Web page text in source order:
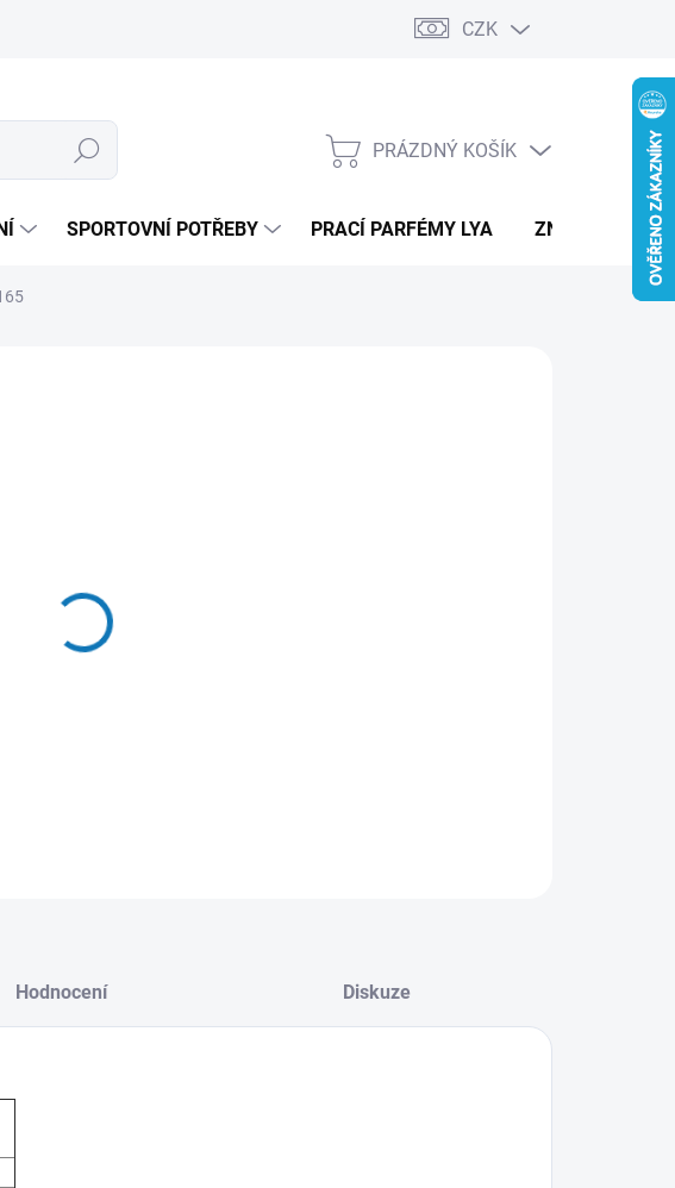
CZK
Hledat
NÁKUPNÍ
PRÁZDNÝ KOŠÍK
SPORTOVNÍ POTŘEBY PRACÍ PARFÉMY LYA ZNAČKY
ZVOLTE VARIANTU
Hodnocení Diskuze